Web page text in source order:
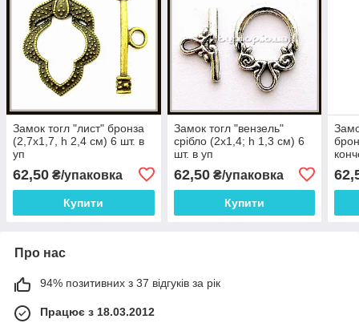
Замок тогл "лист" бронза
(2,7х1,7, h 2,4 см) 6 шт. в
уп
62,50 ₴/упаковка
Купити
Замок тогл "вензель"
срібло (2х1,4; h 1,3 см) 6
шт. в уп
62,50₴/упаковка
Купити
Про нас
94% позитивних з 37 відгуків за рік
Працює з 18.03.2012